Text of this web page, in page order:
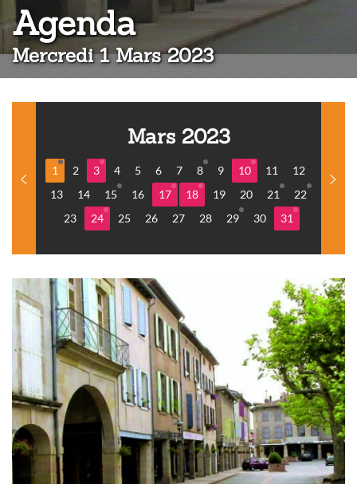
Agenda:
Mercredi 1 Mars 2023
Mars 2023
1 2 3 4 5 6 7 8 9 10 11
12
13
14 15 16 17 18 19 20 21
22
23
24 25 26 27 28 29 30 31